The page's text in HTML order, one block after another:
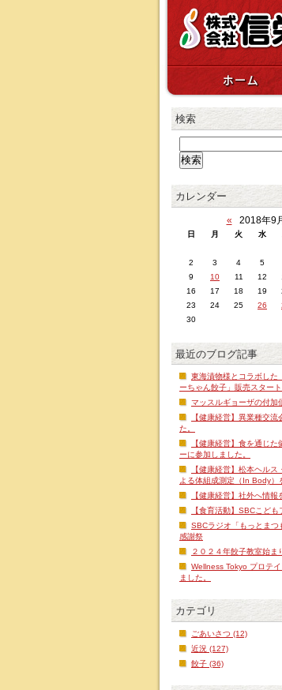
検索
カレンダー
« 2018年9
日 月 火 水
2
3 4 5
9
10 11 12
16
17 18 19
23
24 25 26
30
最近のブログ記事
東海漬物様とコラボした
ーちゃん餃子」販売スタート
マッスルギョーザの付加
【健康経営】異業種交流
た。
【健康経営】食を通じ
ーに参加しました。
【健康経営】松本ヘルス
よる体組成測定（In Body）
【健康経営】社外へ情報
【食育活動】SBCこども
SBCラジオ「もっとまつ
感謝祭
２０２４年餃子教室始ま
Wellness Tokyo プロテ
ました。
カテゴリ
ごあいさつ (12)
近況 (127)
餃子 (36)